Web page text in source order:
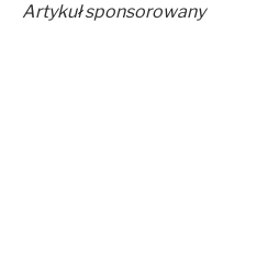
Artykuł sponsorowany